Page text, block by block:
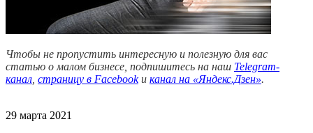
Чтобы не пропустить интересную и полезную для вас
статью о малом бизнесе, подпишитесь на наш Telegram-
канал страницу в Facebookи канал на «Яндекс.Дзен».
29 марта 2021